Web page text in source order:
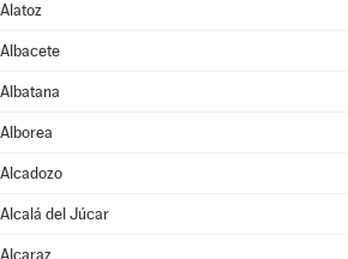
Alatoz
Albacete
Albatana
Alborea
Alcadozo
Alcalá del Júcar
Alcaraz